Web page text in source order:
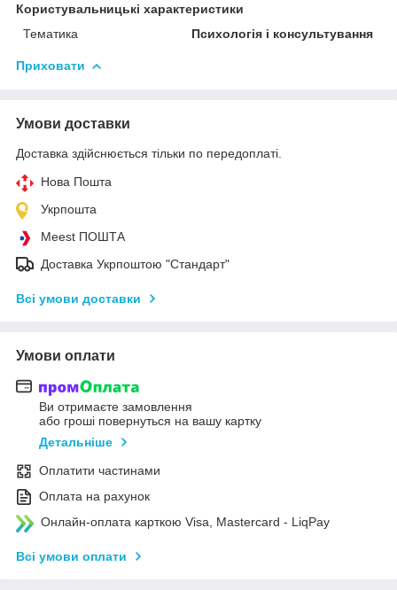
Користувальницькі характеристики
Тематика
Психологія і консультування
Приховати
Умови доставки
Доставка здійснюється тільки по передоплаті.
Нова Пошта
Укрпошта
Meest ПОШТА
Доставка Укрпоштою "Стандарт"
Всі умови доставки
Умови оплати
Ви отримаєте замовлення
або гроші повернуться на вашу картку
Детальніше
Оплатити частинами
Оплата на рахунок
Онлайн-оплата карткою Visa, Mastercard - LiqPay
Всі умови оплати